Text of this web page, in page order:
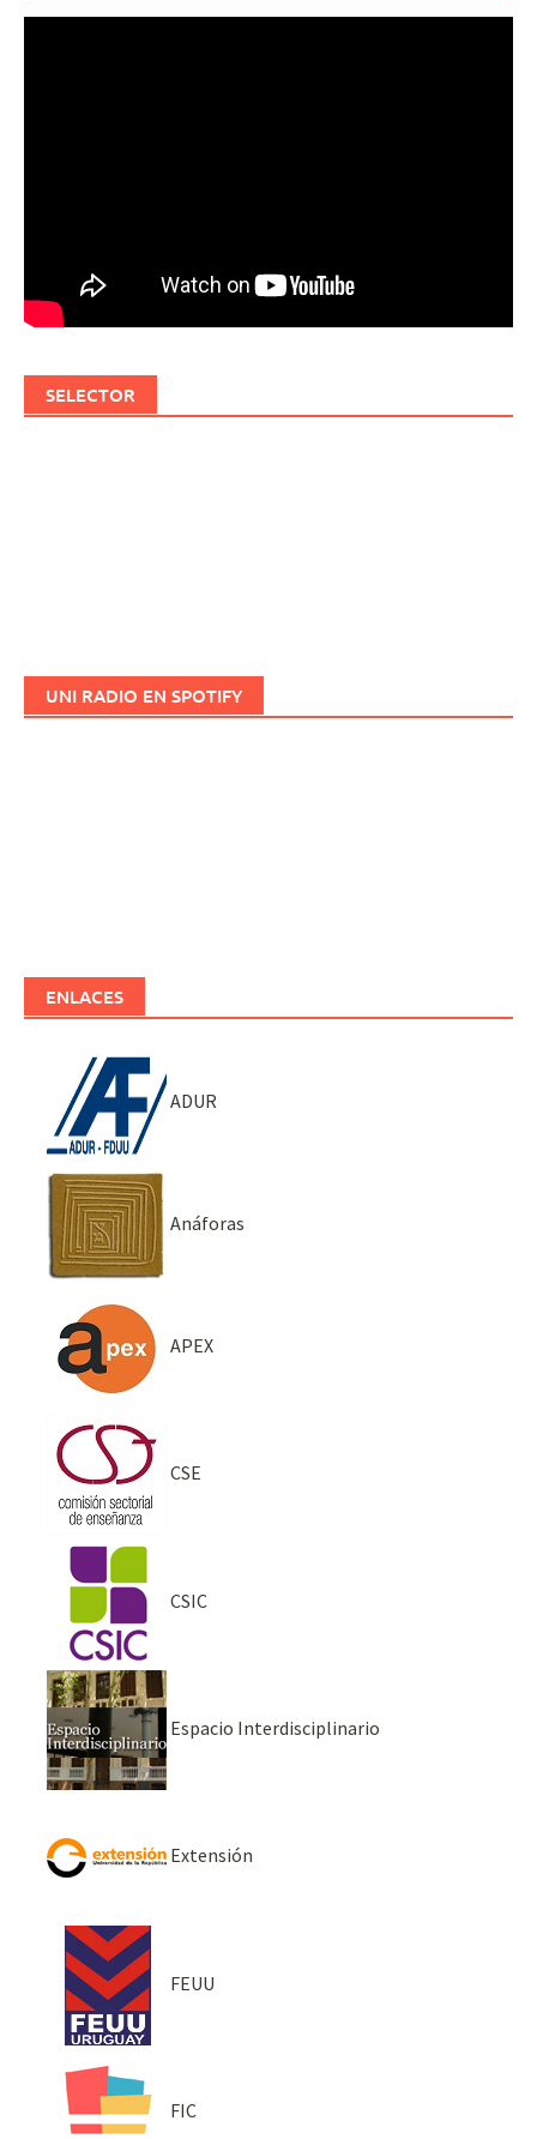
SELECTOR
UNI RADIO EN SPOTIFY
ENLACES
ADUR
Anáforas
APEX
CSE
CSIC
Espacio Interdisciplinario
Extensión
FEUU
FIC